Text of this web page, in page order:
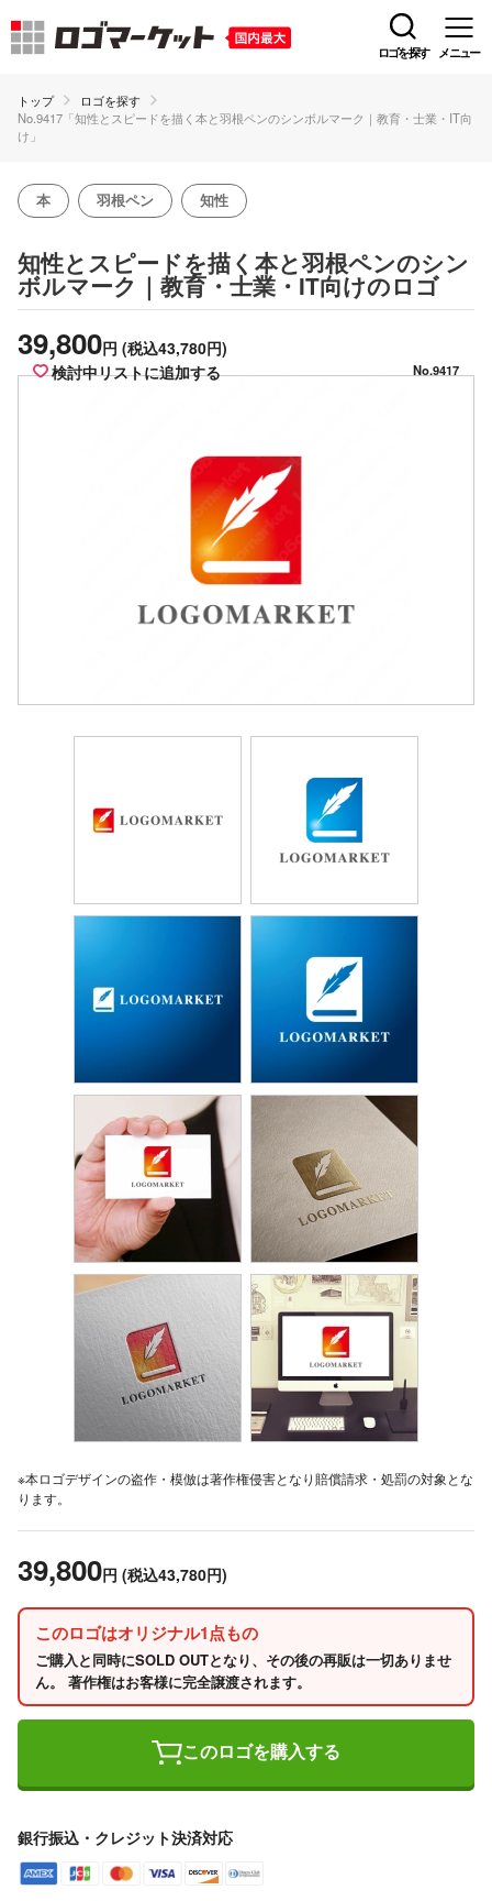
ロゴを探す メニュー
トップ
ロゴを探す
No.9417「知性とスピードを描く本と羽根ペンのシンボルマーク｜教育・士業・IT向
け」
本 羽根ペン 知性
知性とスピードを描く本と羽根ペンのシン
ボルマーク｜教育・士業・IT向けのロゴ
39,800円 (税込43,780円)
検討中リストに追加する
No.9417
※本ロゴデザインの盗作・模倣は著作権侵害となり賠償請求・処罰の対象とな
ります。
39,800円 (税込43,780円)
このロゴはオリジナル1点もの
ご購入と同時にSOLD OUTとなり、その後の再販は一切ありませ
ん。 著作権はお客様に完全譲渡されます。
このロゴを購入する
銀行振込・クレジット決済対応